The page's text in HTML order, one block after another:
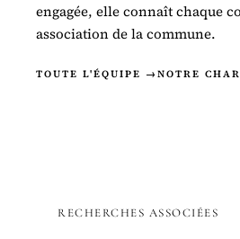
engagée, elle connaît chaque
association de la commune.
TOUTE L'ÉQUIPE → NOTRE
RECHERCHES ASSOCIÉES